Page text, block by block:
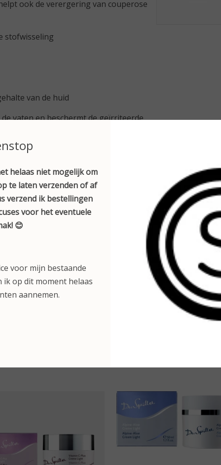
ook de verergering van couperose
stofwisseling
van de huid
vaten en beschermt de geïrriteerde
en remt ontstekingen
De Anti Couperose
dag- of nachtverzorging
couperose creme gebruiken.)
Verder winkelen
helaas niet mogelijk om
te laten verzenden of af
verzend ik bestellingen
voor het eventuele
😊
voor mijn bestaande
op dit moment helaas
aannemen.